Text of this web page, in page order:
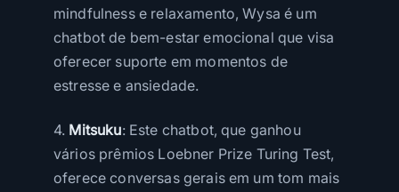
mindfulness e relaxamento, Wysa é um
chatbot de bem-estar emocional que visa
oferecer suporte em momentos de
estresse e ansiedade.
4. Mitsuku: Este chatbot, que ganhou
vários prêmios Loebner Prize Turing Test,
oferece conversas gerais em um tom mais